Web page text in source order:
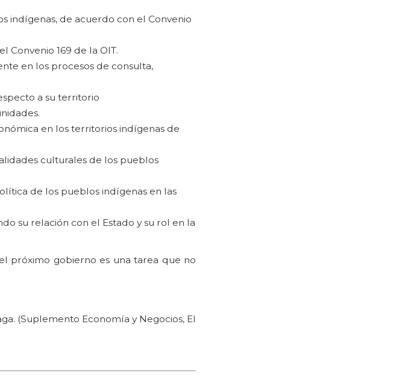
indígenas, de acuerdo con el Convenio
169 de la OIT.
en los procesos de consulta,
a su territorio
en los territorios indígenas de
culturales de los pueblos
de los pueblos indígenas en las
su relación con el Estado y su rol en la
próximo gobierno es una tarea que no
(Suplemento Economía y Negocios, El